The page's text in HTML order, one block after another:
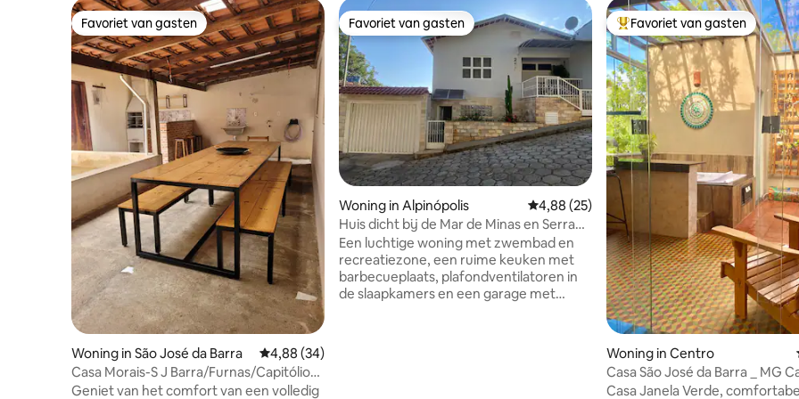
Favoriet van gasten
Favoriet van gasten
Woning in São José da Barra Gemiddelde beoordeling van 4,88 uit 5, 34 recensies
4,88 (34)
Casa Morais-S J Barra/Furnas/Capitólio-
Wifi 400 mb
Geniet van het comfort van een volledig
Favoriet van gasten
Favoriet van gasten
Woning in Alpinópolis Gemiddelde beoordeling van 4,88 uit 5, 25
4,88 (25)
Huis dicht bij de Mar de Minas en Serra
da Canastra
Een luchtige woning met zwembad en
recreatiezone, een ruime keuken met
barbecueplaats, plafondventilatoren in
de slaapkamers en een garage met
Topfavoriet van gasten
Favoriet van gasten
Woning in Centro
Casa São José da Barra _ MG
met jacuzzi
Casa Janela Verde,